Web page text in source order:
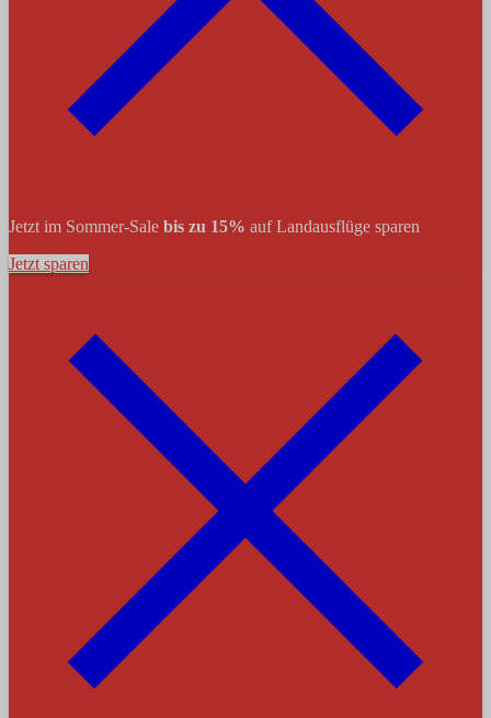
Jetzt im Sommer-Sale bis zu 15% auf Landausflüge sparen
Jetzt sparen